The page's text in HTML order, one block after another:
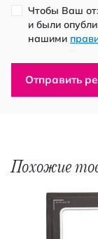
Чтобы Ваш
и были
нашими
Отправить
Похожие